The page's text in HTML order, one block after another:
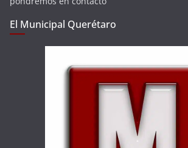
El Municipal Querétaro